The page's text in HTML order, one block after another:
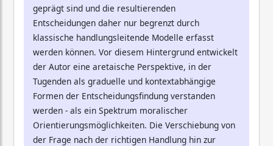
geprägt sind und die resultierenden
Entscheidungen daher nur begrenzt durch
klassische handlungsleitende Modelle erfasst
werden können. Vor diesem Hintergrund entwickelt
der Autor eine aretaische Perspektive, in der
Tugenden als graduelle und kontextabhängige
Formen der Entscheidungsfindung verstanden
werden - als ein Spektrum moralischer
Orientierungsmöglichkeiten. Die Verschiebung von
der Frage nach der richtigen Handlung hin zur